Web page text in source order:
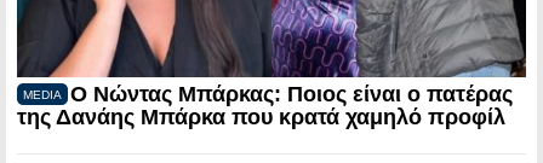
MEDIA
Ο Νώντας Μπάρκας: Ποιος είναι ο πατέρας
της Δανάης Μπάρκα που κρατά χαμηλό προφίλ